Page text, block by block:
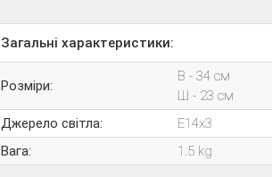
Загальні характеристики:
Розміри:
В - 34 см
Ш - 23 см
Джерело світла:
E14х3
Вага:
1.5 kg